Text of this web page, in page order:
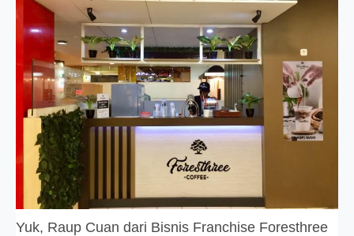
Yuk, Raup Cuan dari Bisnis Franchise Foresthree